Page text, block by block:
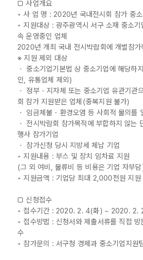
□ 사업개요
◦ 사 업 명 : 2020년 국내전시회 참가 중소
◦ 지원대상 : 광주광역시 서구 소재 중소기
속 운영중인 업체
2020년 개최 국내 전시박람회에 개별참가
※ 지원 제외 대상
・ 중소기업기본법 상 중소기업에 해당하
인, 유통업체 제외)
・ 정부・지자체 또는 중소기업 유관기관
회 참가 지원받은 업체(중복지원 불가)
・ 임금체불・환경오염 등 사회적 물의를
・ 전시박람회 참가목적에 부합하지 않는
행사 참가기업
・ 참가신청 당시 지방세 체납 기업
◦ 지원내용 : 부스 및 장치 임차료 지원
(그 외 여비, 물류비 등 비용은 기업 자부
◦ 지원금액 : 기업당 최대 2,000천원 지원
□ 신청접수
◦ 접수기간 : 2020. 2. 4(화) ~ 2020. 2.
◦ 접수방법 : 신청서와 제출서류를 직접
수
◦ 참가문의 : 서구청 경제과 중소기업지